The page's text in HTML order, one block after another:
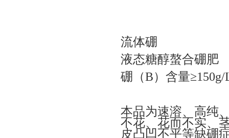
流体硼
液态糖醇螯合硼肥
硼（B）含量≥150g/
本品为速溶、高纯
不花、花而不实、
皮凸凹不平等缺硼